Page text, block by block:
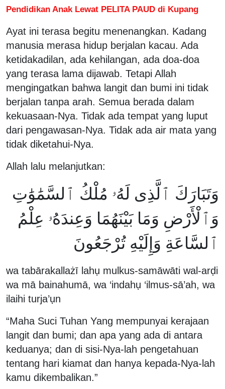
Pendidikan Anak Lewat PELITA PAUD di Kupang
Ayat ini terasa begitu menenangkan. Kadang
manusia merasa hidup berjalan kacau. Ada
ketidakadilan, ada kehilangan, ada doa-doa
yang terasa lama dijawab. Tetapi Allah
mengingatkan bahwa langit dan bumi ini tidak
berjalan tanpa arah. Semua berada dalam
kekuasaan-Nya. Tidak ada tempat yang luput
dari pengawasan-Nya. Tidak ada air mata yang
tidak diketahui-Nya.
Allah lalu melanjutkan:
وَتَبَارَكَ ٱلَّذِى لَهُۥ مُلْكُ ٱلسَّمَٰوَٰتِ
وَٱلْأَرْضِ وَمَا بَيْنَهُمَا وَعِندَهُۥ عِلْمُ
ٱلسَّاعَةِ وَإِلَيْهِ تُرْجَعُونَ
wa tabārakallażī lahụ mulkus-samāwāti wal-arḍi
wa mā bainahumā, wa ‘indahụ ‘ilmus-sā’ah, wa
ilaihi turja’ụn
“Maha Suci Tuhan Yang mempunyai kerajaan
langit dan bumi; dan apa yang ada di antara
keduanya; dan di sisi-Nya-lah pengetahuan
tentang hari kiamat dan hanya kepada-Nya-lah
kamu dikembalikan.”